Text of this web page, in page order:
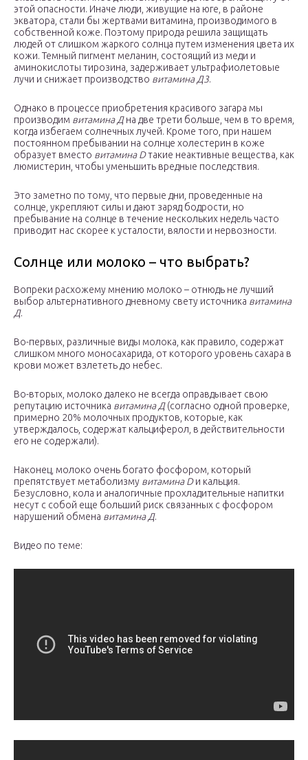
этой опасности. Иначе люди, живущие на юге, в районе
экватора, стали бы жертвами витамина, производимого в
собственной коже. Поэтому природа решила защищать
людей от слишком жаркого солнца путем изменения цвета их
кожи. Темный пигмент меланин, состоящий из меди и
аминокислоты тирозина, задерживает ультрафиолетовые
лучи и снижает производство витамина Д3.
Однако в процессе приобретения красивого загара мы
производим витамина Дна две трети больше, чем в то время,
когда избегаем солнечных лучей. Кроме того, при нашем
постоянном пребывании на солнце холестерин в коже
образует вместо витамина Dтакие неактивные вещества, как
люмистерин, чтобы уменьшить вредные последствия.
Это заметно по тому, что первые дни, проведенные на
солнце, укрепляют силы и дают заряд бодрости, но
пребывание на солнце в течение нескольких недель часто
приводит нас скорее к усталости, вялости и нервозности.
Солнце или молоко – что выбрать?
Вопреки расхожему мнению молоко – отнюдь не лучший
выбор альтернативного дневному свету источника витамина
Д.
Во-первых, различные виды молока, как правило, содержат
слишком много моносахарида, от которого уровень сахара в
крови может взлететь до небес.
Во-вторых, молоко далеко не всегда оправдывает свою
репутацию источника витамина Д(согласно одной проверке,
примерно 20% молочных продуктов, которые, как
утверждалось, содержат кальциферол, в действительности
его не содержали).
Наконец, молоко очень богато фосфором, который
препятствует метаболизму витамина Dи кальция.
Безусловно, кола и аналогичные прохладительные напитки
несут с собой еще больший риск связанных с фосфором
нарушений обмена витамина Д.
Видео по теме: